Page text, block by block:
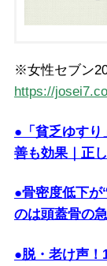
※女性セブン
https://
●「貧乏ゆすり
善も効果｜正
●骨密度低下が
のは頭蓋骨の
●脱・老け声！